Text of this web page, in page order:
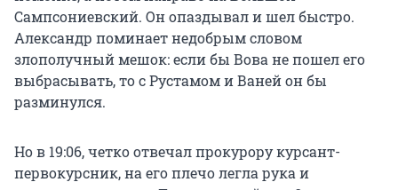
Сампсониевский. Он опаздывал и шел быстро.
Александр поминает недобрым словом
злополучный мешок: если бы Вова не пошел его
выбрасывать, то с Рустамом и Ваней он бы
разминулся.
Но в 19:06, четко отвечал прокурору курсант-
первокурсник, на его плечо легла рука и